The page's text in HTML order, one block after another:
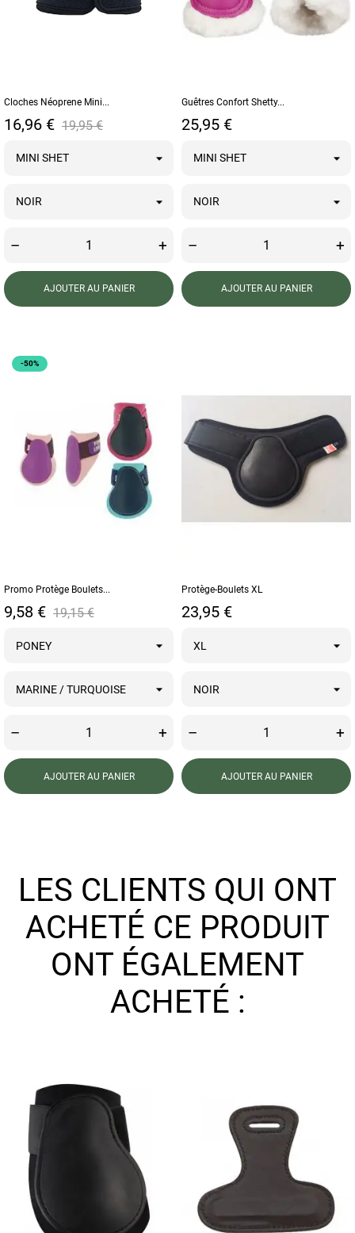
Cloches Néoprene Mini...
Prix
16,96 € Prix de base
19,95 €
– +
AJOUTER AU PANIER
Guêtres Confort Shetty...
Prix
25,95 €
– +
AJOUTER AU PANIER
-50%
Promo Protège Boulets...
Prix
9,58 € Prix de base
19,15 €
– +
AJOUTER AU PANIER
Protège-Boulets XL
Prix
23,95 €
– +
AJOUTER AU PANIER
LES CLIENTS QUI ONT
ACHETÉ CE PRODUIT
ONT ÉGALEMENT
ACHETÉ :